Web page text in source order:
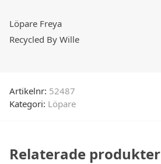
Löpare Freya
Recycled By Wille
Artikelnr: 52487
Kategori: Löpare
Relaterade produkter